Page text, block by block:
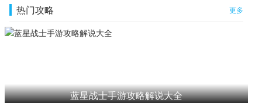
热门攻略 更多
蓝星战士手游攻略解说大全